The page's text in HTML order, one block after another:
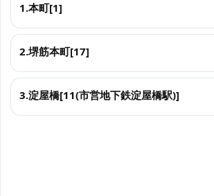
1.本町[1]
2.堺筋本町[17]
3.淀屋橋[11(市営地下鉄淀屋橋駅)]